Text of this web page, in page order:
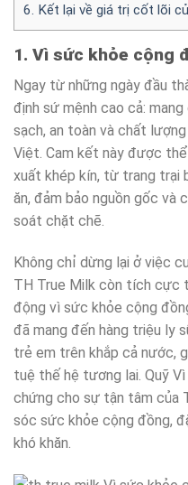
6. Kết lại về giá trị cốt lõi
1. Vì sức khỏe cộng
Ngay từ những ngày đầu
định sứ mệnh cao cả:
sạch, an toàn và chất
Việt. Cam kết này được
xuất khép kín, từ trang trại
ăn, đảm bảo nguồn gốc và
soát chặt chẽ.
Không chỉ dừng lại ở việc
TH True Milk còn tích cực
động vì sức khỏe cộng
đã mang đến hàng triệu ly
trẻ em trên khắp cả nước,
tuệ thế hệ tương lai. Quỹ
chứng cho sự tận tâm của
sóc sức khỏe cộng đồng,
khó khăn.